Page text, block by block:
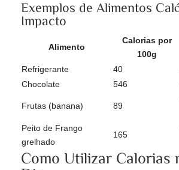
Exemplos de Alimentos
Impacto
Alimento
Calorias por
100g
Refrigerante 40
Chocolate
546
Frutas (banana) 89
Peito de Frango
grelhado
165
Como Utilizar Calorias